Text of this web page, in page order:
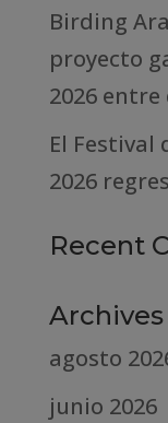
Birding
proyecto
2026
El Festival
2026
Recent
Archives
agosto
junio 2026